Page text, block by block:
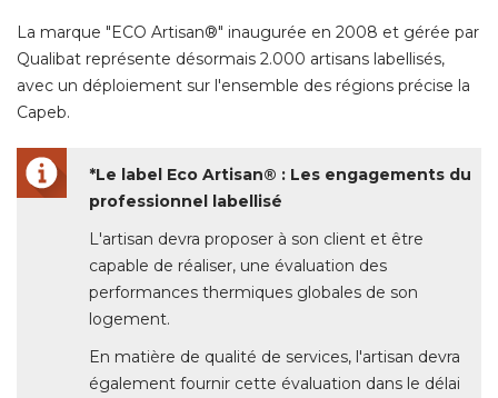
La marque "ECO Artisan®" inaugurée en 2008 et gérée par
Qualibat représente désormais 2.000 artisans labellisés,
avec un déploiement sur l'ensemble des régions précise la
Capeb.
*Le label Eco Artisan® : Les engagements du
professionnel labellisé
L'artisan devra proposer à son client et être
capable de réaliser, une évaluation des
performances thermiques globales de son
logement.
En matière de qualité de services, l'artisan devra
également fournir cette évaluation dans le délai